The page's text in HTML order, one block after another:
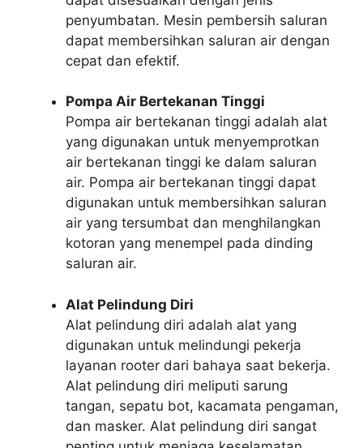
penyumbatan. Mesin pembersih saluran
dapat membersihkan saluran air dengan
cepat dan efektif.
Pompa Air Bertekanan Tinggi
Pompa air bertekanan tinggi adalah alat
yang digunakan untuk menyemprotkan
air bertekanan tinggi ke dalam saluran
air. Pompa air bertekanan tinggi dapat
digunakan untuk membersihkan saluran
air yang tersumbat dan menghilangkan
kotoran yang menempel pada dinding
saluran air.
Alat Pelindung Diri
Alat pelindung diri adalah alat yang
digunakan untuk melindungi pekerja
layanan rooter dari bahaya saat bekerja.
Alat pelindung diri meliputi sarung
tangan, sepatu bot, kacamata pengaman,
dan masker. Alat pelindung diri sangat